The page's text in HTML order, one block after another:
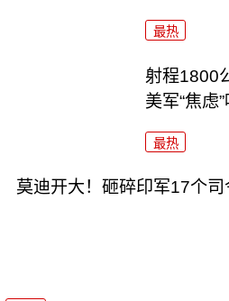
最热
射程1800
美军“焦虑”
最热
莫迪开大！砸碎印军17个